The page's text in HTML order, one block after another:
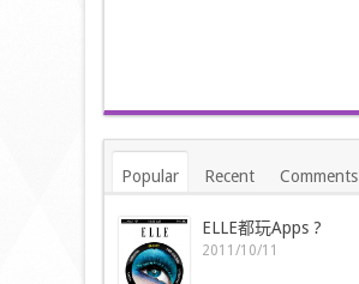
Popular Recent Comments
ELLE都玩Apps ?
2011/10/11